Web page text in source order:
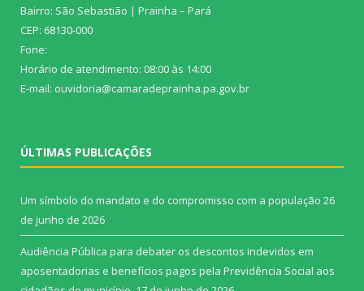
Bairro: São Sebastião | Prainha – Pará
CEP: 68130-000
Fone:
Horário de atendimento: 08:00 às 14:00
E-mail: ouvidoria@camaradeprainha.pa.gov.br
ÚLTIMAS PUBLICAÇÕES
Um símbolo do mandato e do compromisso com a população 26
de junho de 2026
Audiência Pública para debater os descontos indevidos em
aposentadorias e benefícios pagos pela Previdência Social aos